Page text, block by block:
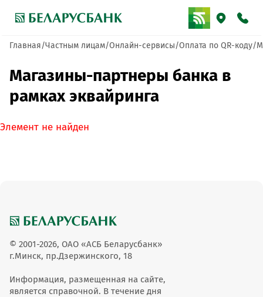
Главная Частным лицам Онлайн-сервисы Оплата по QR-коду
Магазины-партнеры банка в
рамках эквайринга
Элемент не найден
© 2001-2026, ОАО «АСБ Беларусбанк»
г.Минск, пр.Дзержинского, 18
Информация, размещенная на сайте,
является справочной. В течение дня